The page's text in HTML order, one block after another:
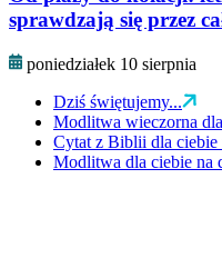
sprawdzają się przez
poniedziałek 10 sierpnia
Dziś świętujemy...
Modlitwa wieczorna
Cytat z Biblii dla ciebie
Modlitwa dla ciebie na